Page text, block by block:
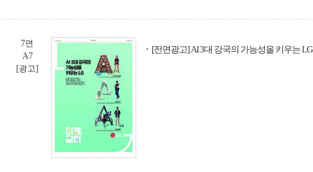
7면
A7
[광고]
[전면광고] AI 3대 강국의 가능성을 키우는 LG